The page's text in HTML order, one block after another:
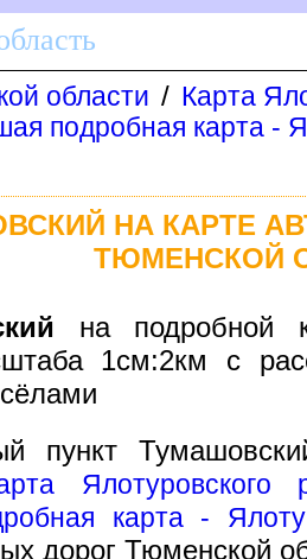
области / Карта
подробная карта -
НА КАРТЕ
ТЮМЕНСКОЙ
на подробной
1см:2км с
пункт
Ялотуровского
карта -
дорог Тюменской